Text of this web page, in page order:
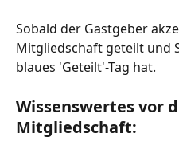
Sobald der Gastgeber
Mitgliedschaft geteilt und
blaues 'Geteilt'-Tag hat.
Wissenswertes vor
Mitgliedschaft: